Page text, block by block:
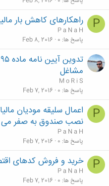
P راهکارهای کاهش بار
P a N a H
پاسخ ها 0
Feb 8, 2016
مشاغل
M o R i S
پاسخ ها 0
Feb 7, 2016
P
اعمال سلیقه مودیان
نصب صندوق به صفر
P a N a H
پاسخ ها 0
Feb 7, 2016
P خرید و فروش کدهای
P a N a H
پاسخ ها 0
Feb 7, 2016